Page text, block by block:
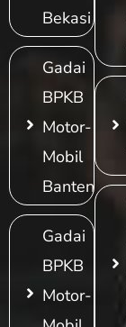
Bekasi
Gadai
BPKB
Motor-
Mobil
Banten
Gadai
BPKB
Motor-